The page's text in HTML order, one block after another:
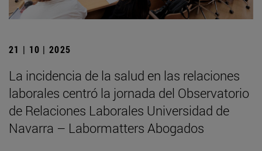
21 | 10 | 2025
La incidencia de la salud en las relaciones
laborales centró la jornada del Observatorio
de Relaciones Laborales Universidad de
Navarra – Labormatters Abogados